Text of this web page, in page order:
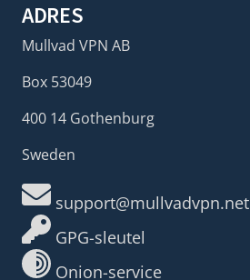
ADRES
Mullvad VPN AB
Box 53049
400 14 Gothenburg
Sweden
support@mullvadvpn.net
GPG-sleutel
Onion-service